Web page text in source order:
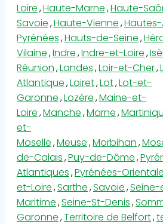
Loire,Haute-Marne,Haute-
Savoie,Haute-Vienne,
Pyrénées,Hauts-de-Seine,
Vilaine,Indre,Indre-et-Loire,
Réunion,Landes,Loir-et-Cher,
Atlantique,Loiret,Lot,Lot-et-
Garonne,Lozère,Maine-et-
Loire,Manche,Marne,
et-
Moselle,Meuse,Morbihan,
de-Calais,Puy-de-Dôme,
Atlantiques,Pyrénées-
et-Loire,Sarthe,Savoie,
Maritime,Seine-St-Denis,
Garonne,Territoire de Belfort,